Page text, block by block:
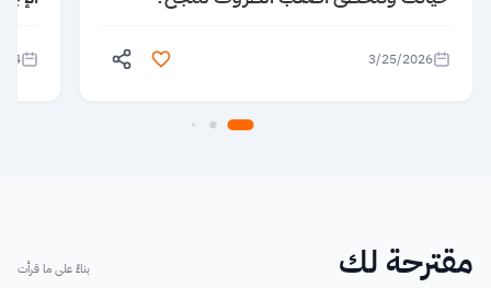
3/25/2026
مقترحة لك بناءً على ما قرأت